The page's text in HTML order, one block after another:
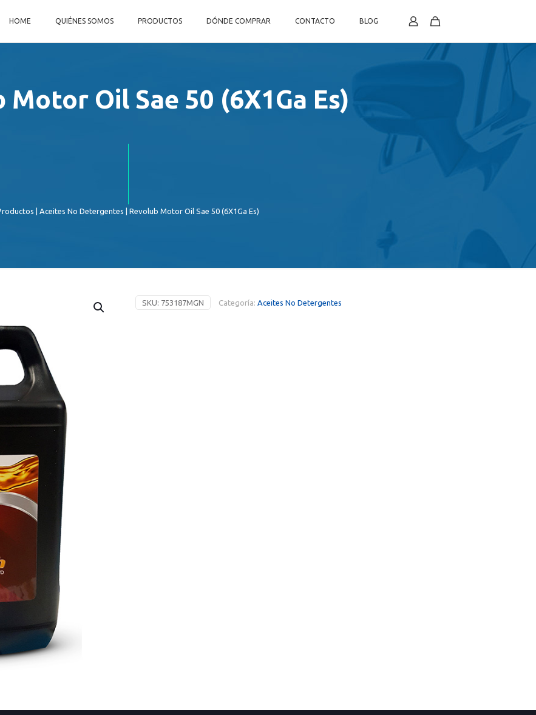
HOME QUIÉNES SOMOS PRODUCTOS DÓNDE COMPRAR CONTACTO BLOG
Motor Oil Sae 50 (6X1Ga Es)
Aceites No Detergentes | Revolub Motor Oil Sae 50 (6X1Ga Es)
SKU: 753187MGN Categoría: Aceites No Detergentes